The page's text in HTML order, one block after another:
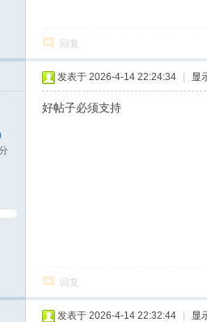
回复
发表于 2026-4-14 22:24:34 显
好帖子必须支持
回复
发表于 2026-4-14 22:32:44 显